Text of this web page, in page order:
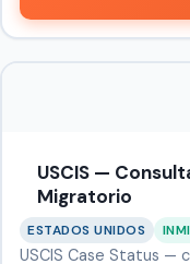
USCIS —
Migratorio
ESTADOS UNIDOS
USCIS Case Status —